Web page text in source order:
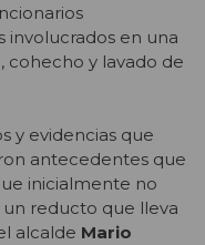
involucrados en una
cohecho y lavado de
y evidencias que
antecedentes que
inicialmente no
un reducto que lleva
alcalde Mario